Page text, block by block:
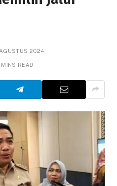
2024
MINS READ